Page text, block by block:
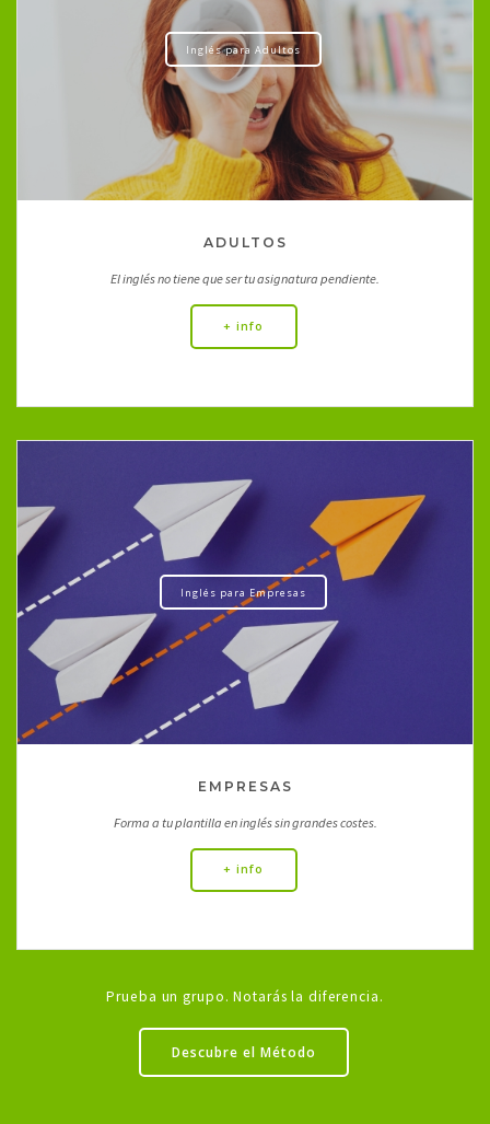
Inglés para Adultos
ADULTOS
El inglés no tiene que ser tu asignatura pendiente.
+ info
Inglés para Empresas
EMPRESAS
Forma a tu plantilla en inglés sin grandes costes.
+ info
Prueba un grupo. Notarás la diferencia.
Descubre el Método